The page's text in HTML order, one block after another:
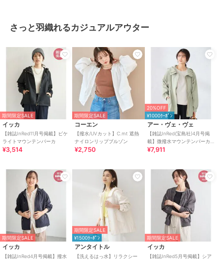
さっと羽織れるカジュアルアウター
期間限定SALE
イッカ
【雑誌InRed11月号掲載】ピケ
ライトマウンテンパーカ
¥3,514
期間限定SALE
コーエン
【撥水/UVカット】C.mt 遮熱
ナイロンリップブルゾン
¥2,750
20%OFF
¥1000ｸｰﾎﾟﾝ
アー・ヴェ・ヴェ
【雑誌InRed(宝島社)4月号掲
載】微撥水マウンテンパーカ
ー
¥7,911
期間限定SALE
イッカ
【雑誌InRed4月号掲載】撥水
期間限定SALE
¥1500ｸｰﾎﾟﾝ
アンタイトル
【洗えるはっ水】リラクシー
期間限定SALE
イッカ
【雑誌InRed5月号掲載】シア